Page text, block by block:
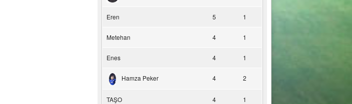
Eren 5 1
Metehan 4 1
Enes 4 1
Hamza Peker 4 2
TAŞO 4 1